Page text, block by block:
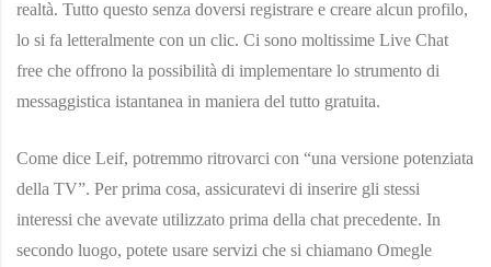
realtà. Tutto questo senza doversi registrare e creare alcun profilo,
lo si fa letteralmente con un clic. Ci sono moltissime Live Chat
free che offrono la possibilità di implementare lo strumento di
messaggistica istantanea in maniera del tutto gratuita.
Come dice Leif, potremmo ritrovarci con “una versione potenziata
della TV”. Per prima cosa, assicuratevi di inserire gli stessi
interessi che avevate utilizzato prima della chat precedente. In
secondo luogo, potete usare servizi che si chiamano Omegle